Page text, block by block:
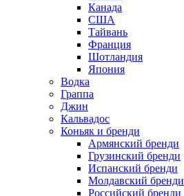
Канада
США
Тайвань
Франция
Шотландия
Япония
Водка
Граппа
Джин
Кальвадос
Коньяк и бренди
Армянский бренди
Грузинский бренди
Испанский бренди
Молдавский бренди
Российский бренди